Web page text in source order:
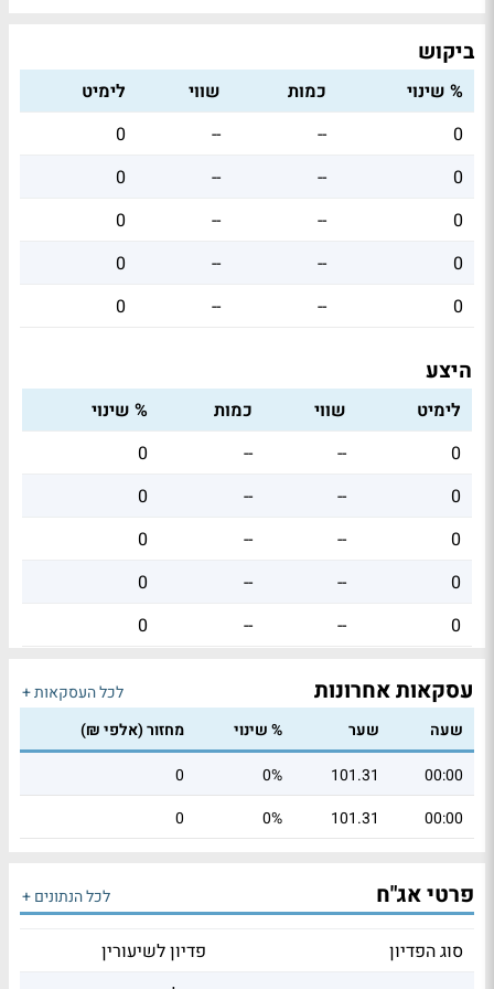
ביקוש
% שינוי כמות שווי
לימיט
0
--
--
0
0
--
--
0
0
--
--
0
0
--
--
0
0
--
--
0
היצע
לימיט שווי כמות
% שינוי
0
--
--
0
0
--
--
0
0
--
--
0
0
--
--
0
0
--
--
0
עסקאות אחרונות
לכל העסקאות +
שעה
שער % שינוי
מחזור (אלפי ₪)
00:00
101.31
0%
0
00:00
101.31
0%
0
פרטי אג"ח לכל הנתונים +
סוג הפדיון
פדיון לשיעורין